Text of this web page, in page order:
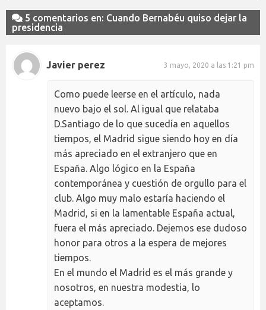
5 comentarios en: Cuando Bernabéu quiso dejar la
presidencia
Javier perez 3 mayo, 2020 a las 1:21 pm
Como puede leerse en el artículo, nada
nuevo bajo el sol. Al igual que relataba
D.Santiago de lo que sucedía en aquellos
tiempos, el Madrid sigue siendo hoy en día
más apreciado en el extranjero que en
España. Algo lógico en la España
contemporánea y cuestión de orgullo para el
club. Algo muy malo estaría haciendo el
Madrid, si en la lamentable España actual,
fuera el más apreciado. Dejemos ese dudoso
honor para otros a la espera de mejores
tiempos.
En el mundo el Madrid es el más grande y
nosotros, en nuestra modestia, lo
aceptamos.